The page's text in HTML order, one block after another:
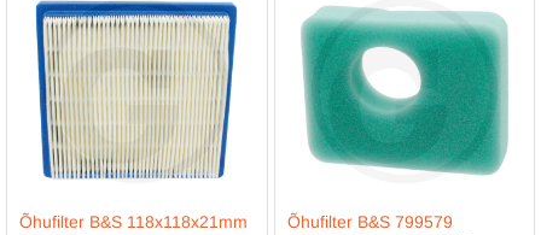
Õhufilter B&S 118x118x21mm
Õhufilter B&S 799579